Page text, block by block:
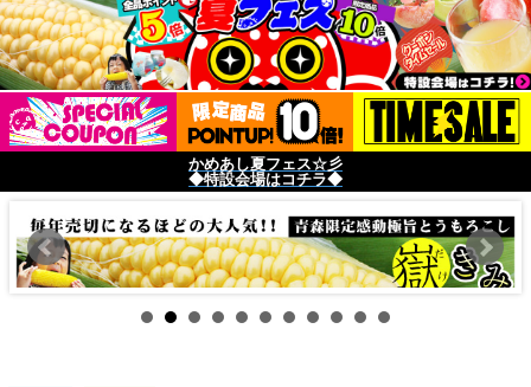
かめあし夏フェス☆彡
◆特設会場はコチラ◆